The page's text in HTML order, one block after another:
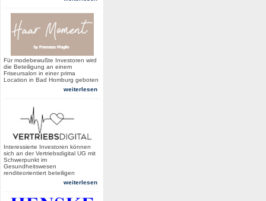
Für modebewußte Investoren wird
die Beteiligung an einem
Friseursalon in einer prima
Location in Bad Homburg geboten
weiterlesen
Interessierte Investoren können
sich an der Vertriebsdigital UG mit
Schwerpunkt im
Gesundheitswesen
renditeorientiert beteiligen
weiterlesen